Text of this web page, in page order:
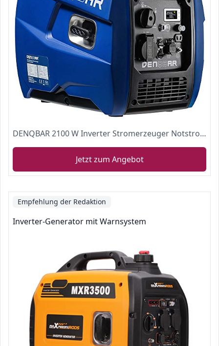
DENQBAR 2100 W Inverter Stromerzeuger Notstromaggregat Stromaggregat Digitaler Generator benzinbetrieben DQ-2100
Jetzt zum Angebot
Empfehlung der Redaktion
Inverter-Generator mit Warnsystem